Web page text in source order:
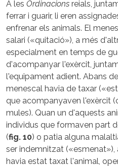
A les Ordinacions reials,
ferrar i guarir, li eren
enfrenar els animals. El
salari («quitació»), a més
especialment en temps de
d'acompanyar l'exèrcit,
l'equipament adient. Abans
menescal havia de taxar
que acompanyaven l'exèrcit
mules). Quan un d'aquests
individus que formaven part
(fig. 10) o patia alguna
ser indemnitzat
havia estat taxat l'animal,